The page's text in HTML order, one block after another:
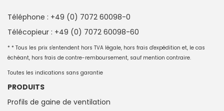
Téléphone : +49 (0) 7072 60098-0
Télécopieur : +49 (0) 7072 60098-60
* * Tous les prix s'entendent hors TVA légale, hors frais d'expédition et, le cas
échéant, hors frais de contre-remboursement, sauf mention contraire.
Toutes les indications sans garantie
PRODUITS
Profils de gaine de ventilation